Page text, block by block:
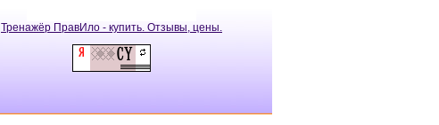
Тренажёр ПравИло - купить. Отзывы, цены.